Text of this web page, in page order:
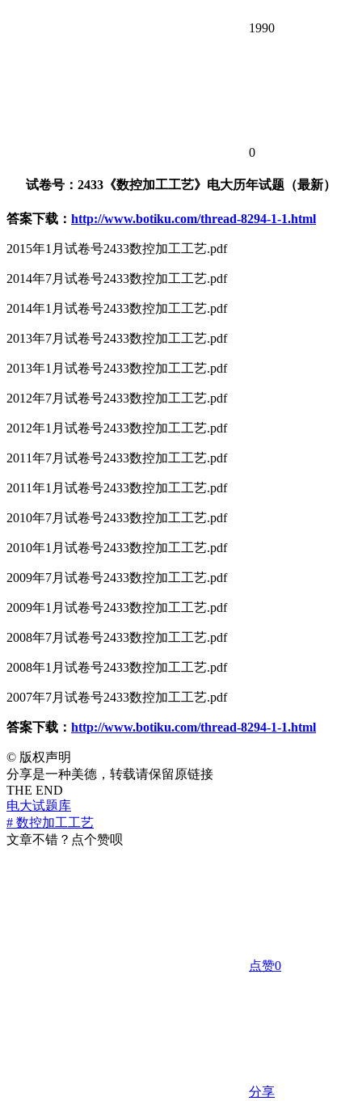
1990
0
试卷号：2433《数控加工工艺》电大历年试题（最新）
答案下载： http://www.botiku.com/thread-8294-1-1.html
2015年1月试卷号2433数控加工工艺.pdf
2014年7月试卷号2433数控加工工艺.pdf
2014年1月试卷号2433数控加工工艺.pdf
2013年7月试卷号2433数控加工工艺.pdf
2013年1月试卷号2433数控加工工艺.pdf
2012年7月试卷号2433数控加工工艺.pdf
2012年1月试卷号2433数控加工工艺.pdf
2011年7月试卷号2433数控加工工艺.pdf
2011年1月试卷号2433数控加工工艺.pdf
2010年7月试卷号2433数控加工工艺.pdf
2010年1月试卷号2433数控加工工艺.pdf
2009年7月试卷号2433数控加工工艺.pdf
2009年1月试卷号2433数控加工工艺.pdf
2008年7月试卷号2433数控加工工艺.pdf
2008年1月试卷号2433数控加工工艺.pdf
2007年7月试卷号2433数控加工工艺.pdf
答案下载： http://www.botiku.com/thread-8294-1-1.html
© 版权声明
分享是一种美德，转载请保留原链接
THE END
电大试题库
# 数控加工工艺
文章不错？点个赞呗
点赞0
分享